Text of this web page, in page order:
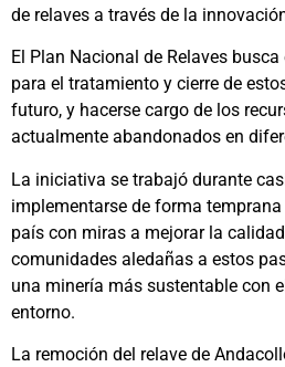
de relaves a través de la
El Plan Nacional de Relaves
para el tratamiento y cierre de
futuro, y hacerse cargo de los
actualmente abandonados en
La iniciativa se trabajó durante
implementarse de forma
país con miras a mejorar la
comunidades aledañas a estos
una minería más sustentable con
entorno.
La remoción del relave de